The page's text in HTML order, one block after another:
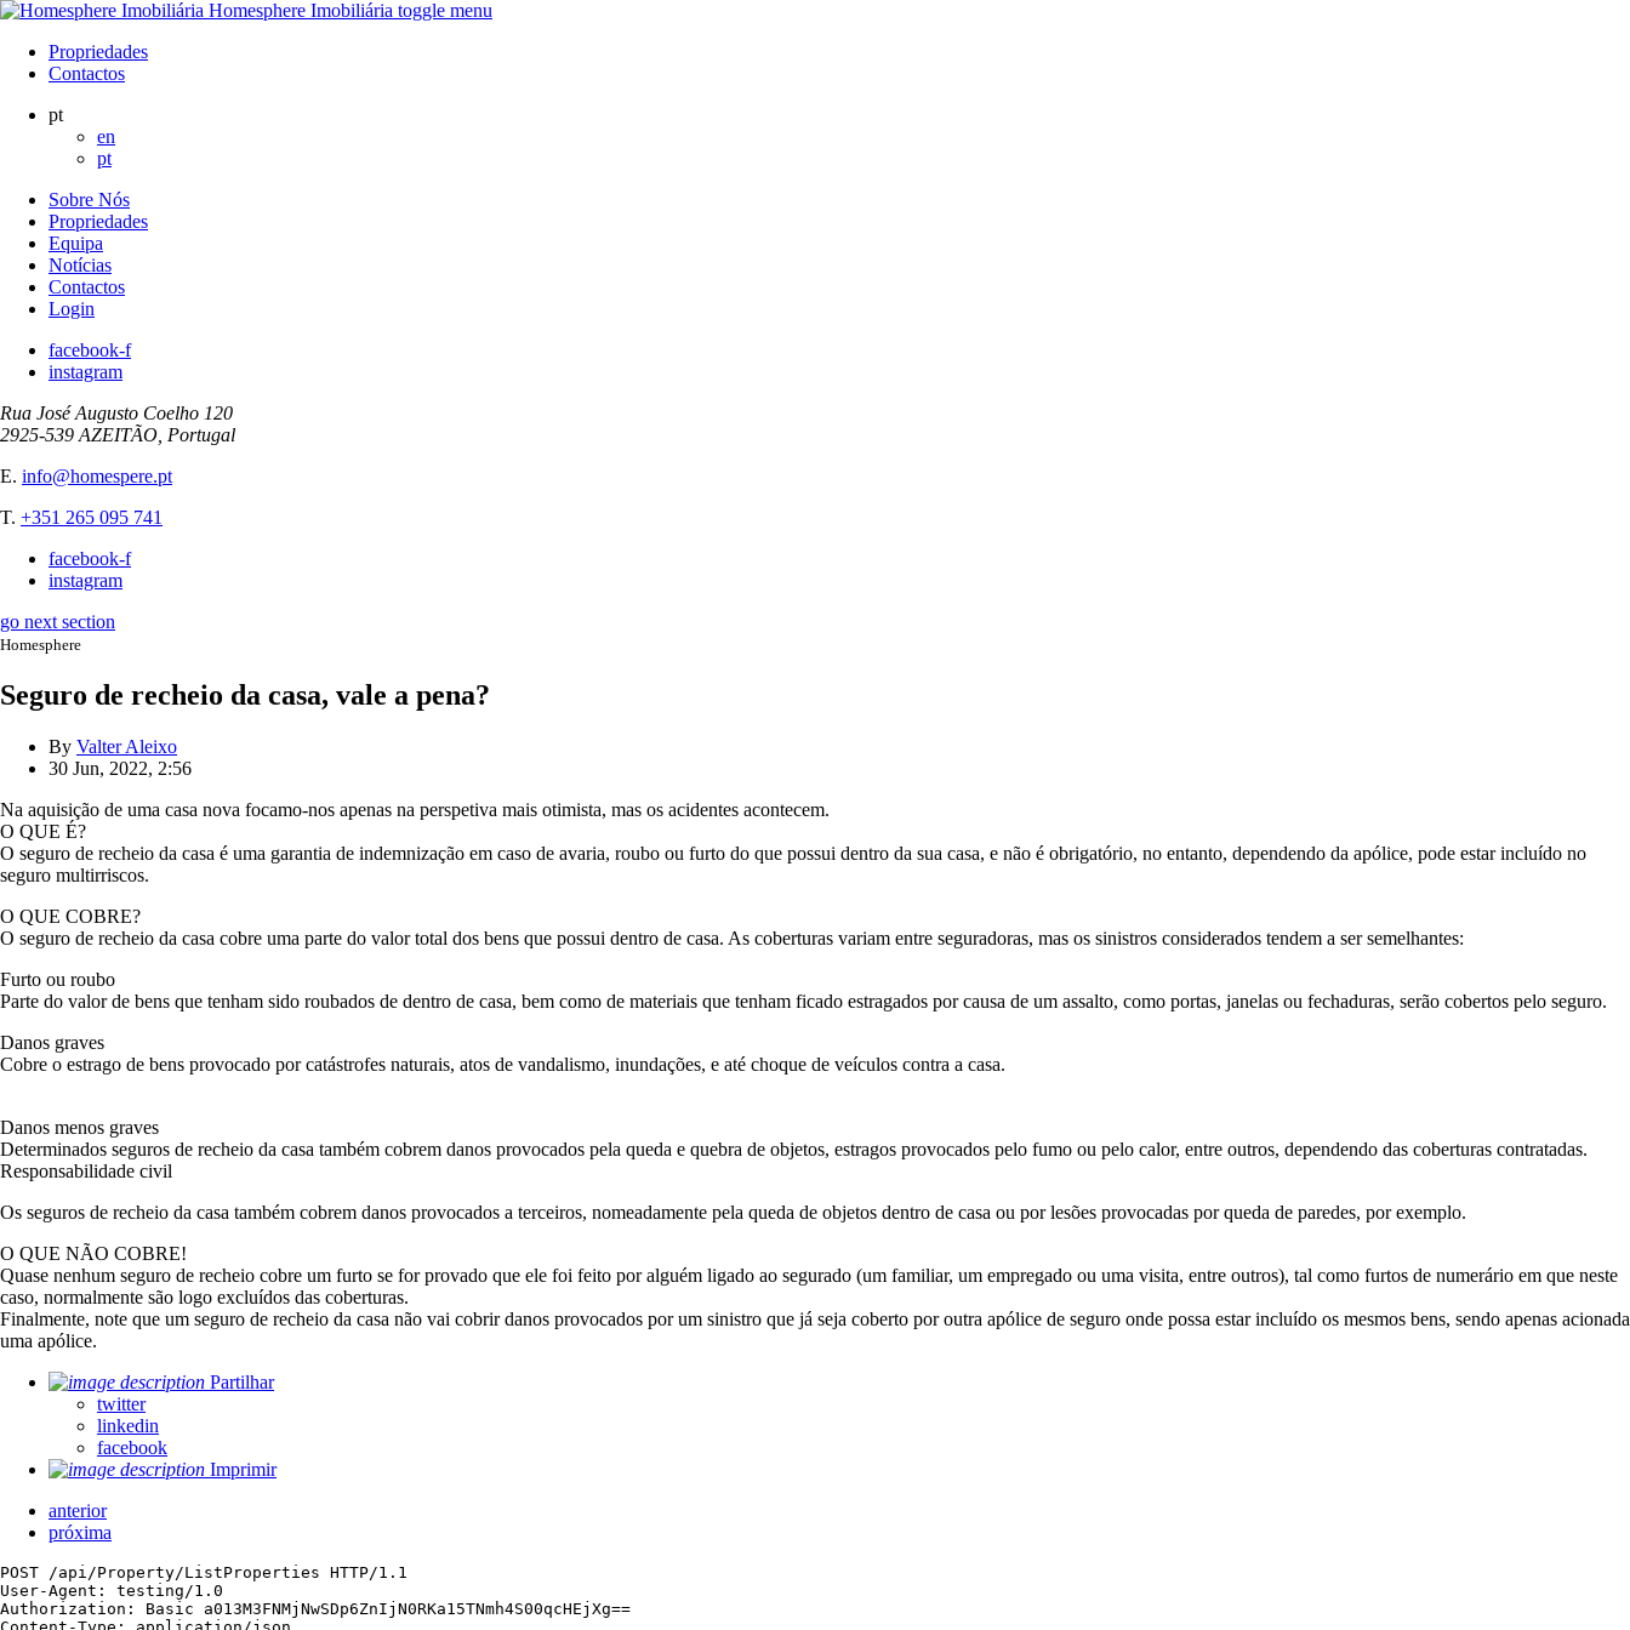
Homesphere Imobiliária toggle menu
Propriedades
Contactos
pt
en
pt
Sobre Nós
Propriedades
Equipa
Notícias
Contactos
Login
facebook-f
instagram
Rua José Augusto Coelho 120
2925-539 AZEITÃO, Portugal
E. info@homespere.pt
T. +351 265 095 741
facebook-f
instagram
go next section
Homesphere
Seguro de recheio da casa, vale a pena?
By Valter Aleixo
30 Jun, 2022, 2:56
Na aquisição de uma casa nova focamo-nos apenas na perspetiva mais otimista, mas os acidentes acontecem.
O QUE É?
O seguro de recheio da casa é uma garantia de indemnização em caso de avaria, roubo ou furto do que possui dentro da sua casa, e não é obrigatório, no entanto, dependendo da apólice, pode estar incluído no
seguro multirriscos.
O QUE COBRE?
O seguro de recheio da casa cobre uma parte do valor total dos bens que possui dentro de casa. As coberturas variam entre seguradoras, mas os sinistros considerados tendem a ser semelhantes:
Furto ou roubo
Parte do valor de bens que tenham sido roubados de dentro de casa, bem como de materiais que tenham ficado estragados por causa de um assalto, como portas, janelas ou fechaduras, serão cobertos pelo seguro.
Danos graves
Cobre o estrago de bens provocado por catástrofes naturais, atos de vandalismo, inundações, e até choque de veículos contra a casa.
Danos menos graves
Determinados seguros de recheio da casa também cobrem danos provocados pela queda e quebra de objetos, estragos provocados pelo fumo ou pelo calor, entre outros, dependendo das coberturas contratadas.
Responsabilidade civil
Os seguros de recheio da casa também cobrem danos provocados a terceiros, nomeadamente pela queda de objetos dentro de casa ou por lesões provocadas por queda de paredes, por exemplo.
O QUE NÃO COBRE!
Quase nenhum seguro de recheio cobre um furto se for provado que ele foi feito por alguém ligado ao segurado (um familiar, um empregado ou uma visita, entre outros), tal como furtos de numerário em que neste
caso, normalmente são logo excluídos das coberturas.
Finalmente, note que um seguro de recheio da casa não vai cobrir danos provocados por um sinistro que já seja coberto por outra apólice de seguro onde possa estar incluído os mesmos bens, sendo apenas acionada
uma apólice.
Partilhar
twitter
linkedin
facebook
Imprimir
anterior
próxima
POST /api/Property/ListProperties HTTP/1.1
User-Agent: testing/1.0
Authorization: Basic a013M3FNMjNwSDp6ZnIjN0RKa15TNmh4S00qcHEjXg==